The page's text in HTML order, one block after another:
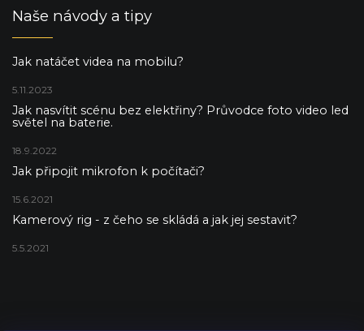
Naše návody a tipy
Jak natáčet videa na mobilu?
5.11.2023
Jak nasvítit scénu bez elektřiny? Průvodce foto video led
světel na baterie.
18.9.2022
Jak připojit mikrofon k počítači?
15.6.2021
Kamerový rig - z čeho se skládá a jak jej sestavit?
5.5.2021